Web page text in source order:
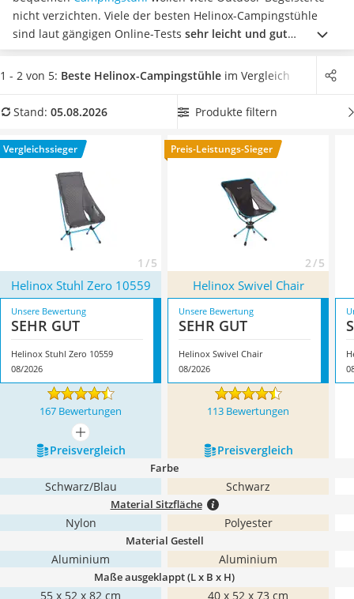
Reisetasche mit Rollen
Klimmzugstation
Koffer
Nachtsichtgerät
Handgepäck-Koffer
Wanderschuhe Herren
Sicherheitsweste Reiten
nicht verzichten. Viele der besten Helinox-Campingstühle
sind laut gängigen Online-Tests sehr leicht und gut
transportierbar. Als besonders gemütlich werden zudem die
Hochlehner-Modelle beschrieben.In derbeiliegenden
Urlaubsicher und geschützt aufbewahren. In der Tabelle
Campingstühle anschaulich gegenübergestellt. Überzeugt
hat uns hier im August 2026 besonders das Modell
Stuhl Zero 10559
mit seinen Eigenschaften.
1 - 2 von 5: Beste Helinox-Campingstühle im Vergleich
Stand: 05.08.2026 Produkte filtern
Vergleichssieger
1 / 5
Preis-Leistungs-Sieger
2 / 5
Helinox Stuhl Zero 10559 Helinox Swivel Chair
Unsere Bewertung
SEHR GUT
Helinox Stuhl Zero 10559
08/2026
Unsere Bewertung
SEHR GUT
Helinox Swivel Chair
08/2026
167 Bewertungen 113 Bewertungen
mehr anzeigen
Preis­vergleich
Preis­vergleich
Farbe
Schwarz/Blau Schwarz
Material Sitzfläche
Nylon Polyester
Material Gestell
Aluminium Aluminium
Maße ausgeklappt (L x B x H)
‎55 x 52 x 82 cm ‎40 x 52 x 73 cm